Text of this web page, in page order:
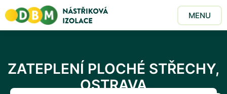
MENU
ZATEPLENÍ PLOCHÉ STŘECHY,
OSTRAVA